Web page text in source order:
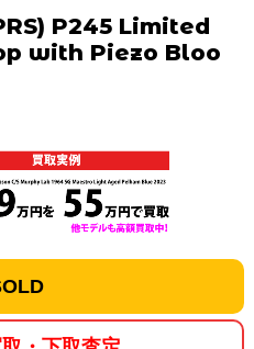
P245 Limited
with Piezo Bloo